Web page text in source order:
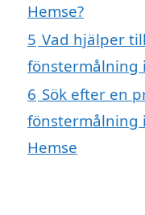
Hemse?
5 Vad hjälper
fönstermålning
6 Sök efter en
fönstermålning
Hemse